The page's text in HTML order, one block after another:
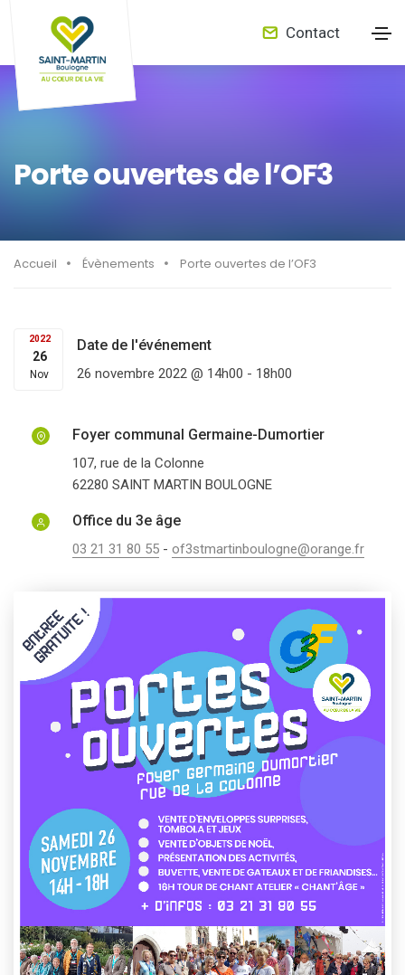
Contact
Porte ouvertes de l’OF3
Accueil Évènements Porte ouvertes de l’OF3
2022
26
Nov
Date de l'événement
26 novembre 2022 @ 14h00 - 18h00
Foyer communal Germaine-Dumortier
107, rue de la Colonne
62280 SAINT MARTIN BOULOGNE
Office du 3e âge
03 21 31 80 55 - of3stmartinboulogne@orange.fr